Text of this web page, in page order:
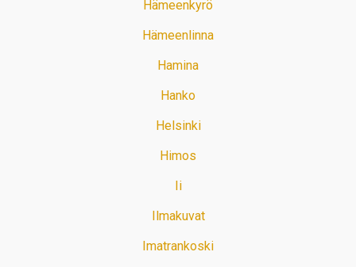
Hämeenkyrö
Hämeenlinna
Hamina
Hanko
Helsinki
Himos
Ii
Ilmakuvat
Imatrankoski